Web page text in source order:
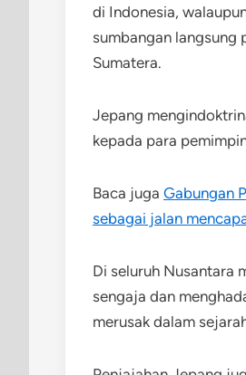
di Indonesia,
sumbangan langsung
Sumatera.
Jepang
kepada para
Baca juga Gabungan
sebagai jalan
Di seluruh Nusantara
sengaja dan
merusak dalam